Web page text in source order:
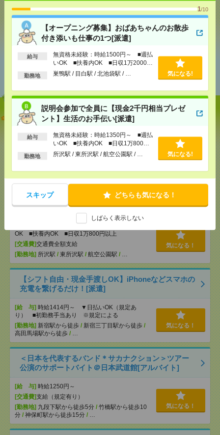
1/10
【オープニング募集】おばあちゃんのお散歩
付き添いも仕事の1つ[派遣]
給与
無資格未経験：時給1500円～ ■週払
いOK ■扶養内OK ■日収1万2000円
以上
勤務地 巣鴨駅 / 目白駅 / 北池袋駅 / … 気になる!
説明会参加で全員に【現金2千円相当プレゼ
ント】生活のお手伝い[派遣]
給与
無資格未経験：時給1350円～ ■週払
いOK ■扶養内OK ■日収1万800円
以上
勤務地 所沢駅 / 東所沢駅 / 航空公園駅 / … 気になる!
スキップ どちらも気になる！
しばらく表示しない
シェア ツイート ブックマーク
あなたの閲覧履歴からの
おすすめ
【オープニング募集】おばあちゃんのお散歩付き添
いも仕事の1つ[派遣]
無資格未経験：時給1500円～ ■週払い
OK ■扶養内OK ■日収1万2000円以上
[勤務地]巣鴨駅/目白駅/北池袋駅/…
説明会参加で全員に【現金2千円相当プレゼント】生
活のお手伝い[派遣]
OK ■扶養内OK ■日収1万800円以上
[交通費]交通費全額支給
[勤務地] 所沢駅 / 東所沢駅 / 航空公園駅 / …
気になる！
【シフト自由・現金手渡しOK】iPhoneなどスマホの
充電を繋げるだけ！[派遣]
[給 与] 時給1414円～ ▼日払いOK（規定あ
り） ■初勤務手当あり ※規定による
[勤務地] 新宿駅から徒歩 / 新宿三丁目駅から徒歩 /
高田馬場駅から徒歩 / …
気になる！
＜日本を代表するバンド＊サカナクション＞ツアー
公演のサポートバイト＠日本武道館[アルバイト]
[給 与] 時給1250円～
[交通費]支給（規定有り）
[勤務地] 九段下駅から徒歩5分 / 竹橋駅から徒歩10
分 / 神保町駅から徒歩15分 / …
気になる！